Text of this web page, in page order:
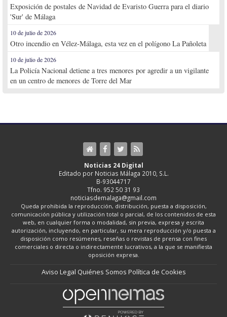
Exposición de postales de Navidad de Evaristo Guerra para el diario
'Sur' de Málaga
10 de julio de 2026
Otro incendio en Vélez-Málaga, esta vez en el polígono La Pañoleta
10 de julio de 2026
La Policía Nacional detiene a tres menores por agredir a un vigilante
en un centro de menores de Torre del Mar
Noticias 24 Digital
Editado por Noticias Málaga 2010, S.L.
B-93044717
Tfno. 952 50 31 93
noticiasdemalaga@gmail.com
Queda prohibida la reproducción, distribución, puesta a disposición,
comunicación pública y utilización total o parcial, de los contenidos de esta
web, en cualquier forma o modalidad, sin previa, expresa y escrita
autorización, incluyendo, en particular, su mera reproducción y/o puesta a
disposición como resúmenes, reseñas o revistas de prensa con fines
comerciales o directa o indirectamente lucrativos, a la que se manifiesta
oposición expresa.
Aviso Legal Quiénes Somos Política de Cookies